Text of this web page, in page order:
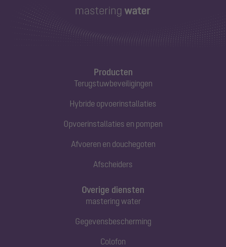
Producten
Terugstuwbeveiligingen
Hybride opvoerinstallaties
Opvoerinstallaties en pompen
Afvoeren en douchegoten
Afscheiders
Overige diensten
mastering water
Gegevensbescherming
Colofon